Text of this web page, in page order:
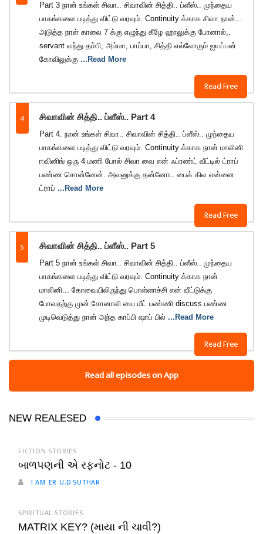
Read Free
Part 3 நான் உங்கள் சிவா.. சிவாவின் சித்தி.. ப்ளீஸ்.. முந்தைய
பாகங்களை படித்து விட்டு வரவும். Continuity க்காக சிவா நான்...
அடுத்த நாள் காலை 7 க்கு எழுந்து கீழே ஹாலுக்கு போனால்,.
servant வந்து தம்பி, அம்மா, பாப்பா, சித்தி எல்லோரும் ஐயப்பன்
கோவிலுக்கு ...Read More
4 சிவாவின் சித்தி.. ப்ளீஸ்.. Part 4
Read Free
Part 4. நான் உங்கள் சிவா.. சிவாவின் சித்தி.. ப்ளீஸ்.. முந்தைய
பாகங்களை படித்து விட்டு வரவும். Continuity க்காக நான் மாலினி
ஈவினிங் ஒரு 4 மணி போல் சிவா வை என் ஃப்ரண்ட் வீட்டில் ட்ராப்
பண்ண சொன்னேன். அவனுக்கு தன்னோட பைக் கில என்னை
ட்ராப் ...Read More
5 சிவாவின் சித்தி.. ப்ளீஸ்.. Part 5
Read Free
Part 5 நான் உங்கள் சிவா.. சிவாவின் சித்தி.. ப்ளீஸ்.. முந்தைய
பாகங்களை படித்து விட்டு வரவும். Continuity க்காக நான்
மாலினி... கோவையிலிருந்து பொள்ளாச்சி என் வீட்டுக்கு
போவதற்கு முன் சோனாலி யை மீட் பண்ணி discuss பண்ண
முடிவெடுத்து நான் அந்த காப்பி ஷாப் பில் ...Read More
Read all episodes on App
NEW REALESED
FICTION STORIES
બાળપણની એ રફનોટ - 10
I AM ER U.D.SUTHAR
SPIRITUAL STORIES
MATRIX KEY? (માયા ની ચાવી?)